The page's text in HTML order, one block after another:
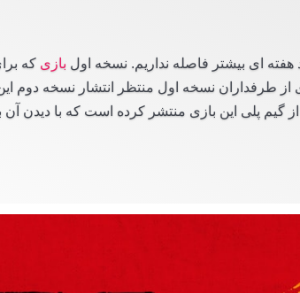
بازی که
طرفداران نسخه اول منتظر انتشار نسخه دوم
گیم پلی این بازی منتشر کرده است که با دیدن آن